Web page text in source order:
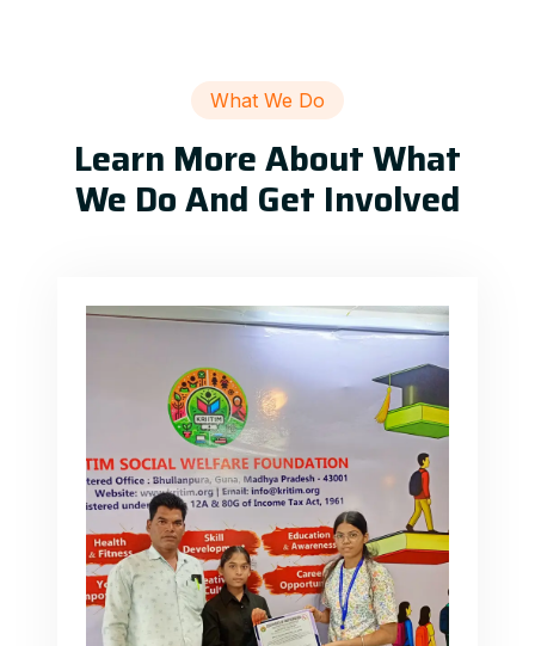
What We Do
Learn More About What
We Do And Get Involved